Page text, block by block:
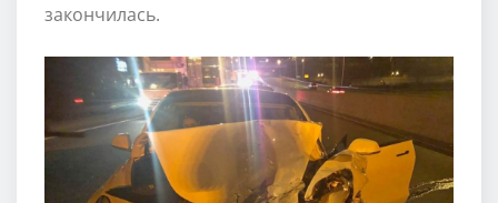
закончилась.